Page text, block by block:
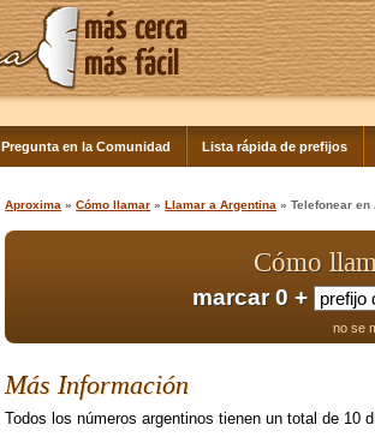
Pregunta en la Comunidad Lista rápida de prefijos
Aproxima »Cómo llamar »Llamar a Argentina » Telefonear en
Cómo
marcar 0 +
no se
Más Información
Todos los números argentinos tienen un total de 10